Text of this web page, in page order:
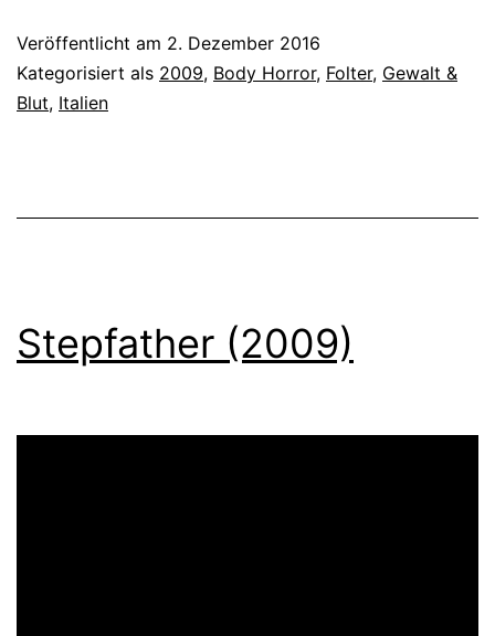
des
Veröffentlicht am 2. Dezember 2016
Kategorisiert als 2009, Body Horror, Folter, Gewalt &
Blut, Italien
Stepfather (2009)